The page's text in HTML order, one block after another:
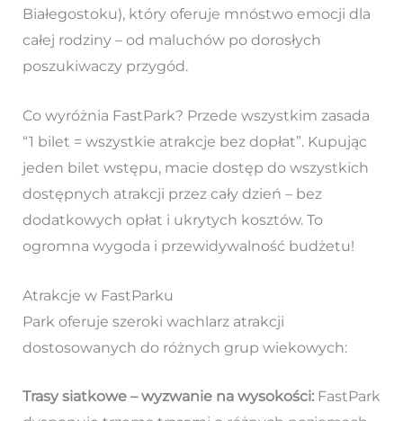
Białegostoku), który oferuje mnóstwo emocji dla
całej rodziny – od maluchów po dorosłych
poszukiwaczy przygód.
Co wyróżnia FastPark? Przede wszystkim zasada
“1 bilet = wszystkie atrakcje bez dopłat”. Kupując
jeden bilet wstępu, macie dostęp do wszystkich
dostępnych atrakcji przez cały dzień – bez
dodatkowych opłat i ukrytych kosztów. To
ogromna wygoda i przewidywalność budżetu!
Atrakcje w FastParku
Park oferuje szeroki wachlarz atrakcji
dostosowanych do różnych grup wiekowych:
Trasy siatkowe – wyzwanie na wysokości:FastPark